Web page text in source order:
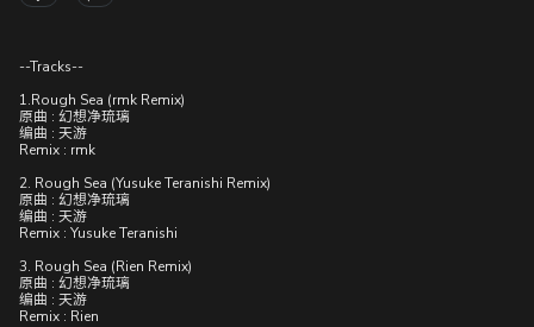
--Tracks--
1.Rough Sea (rmk Remix)
原曲 : 幻想净琉璃
编曲 : 天游
Remix : rmk
2. Rough Sea (Yusuke Teranishi Remix)
原曲 : 幻想净琉璃
编曲 : 天游
Remix : Yusuke Teranishi
3. Rough Sea (Rien Remix)
原曲 : 幻想净琉璃
编曲 : 天游
Remix : Rien